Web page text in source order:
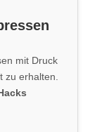
mit Druck
zu erhalten.